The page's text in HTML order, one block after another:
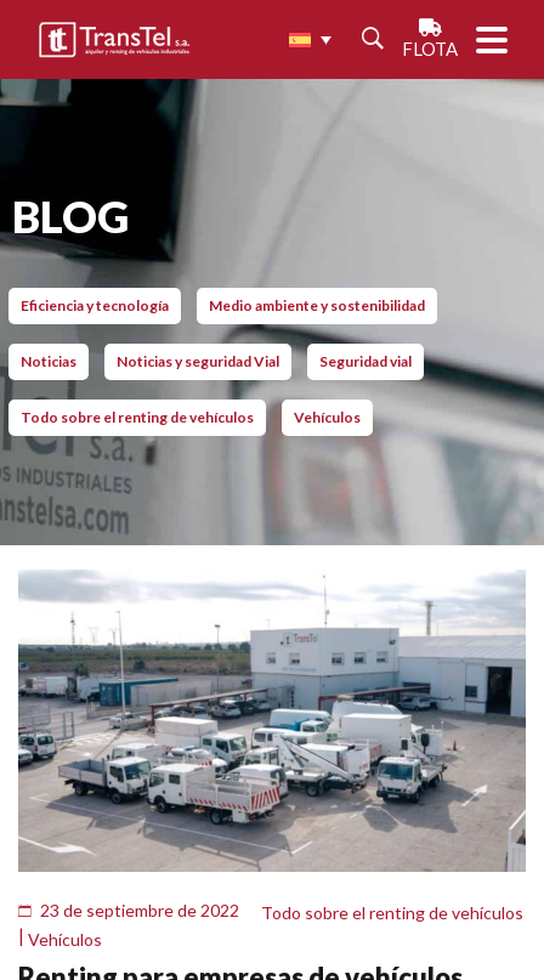
FLOTA
BLOG
Eficiencia y tecnología Medio ambiente y sostenibilidad
Noticias Noticias y seguridad Vial Seguridad vial
Todo sobre el renting de vehículos Vehículos
23 de septiembre de 2022 Todo sobre el renting de vehículos
| Vehículos